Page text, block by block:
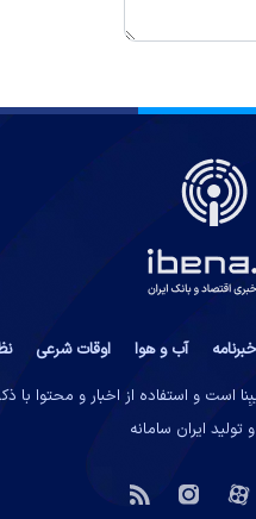
آب و هوا اوقات شرعی
است و استفاده از اخبار و محتوا با
تولید ایران سامانه